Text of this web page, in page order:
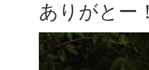
ありがとー！